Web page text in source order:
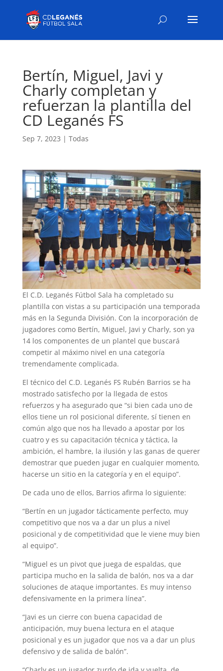
Bertín, Miguel, Javi y
Charly completan y
refuerzan la plantilla del
CD Leganés FS
Sep 7, 2023 | Todas
El C.D. Leganés Fútbol Sala ha completado su
plantilla con vistas a su participación una temporada
más en la Segunda División. Con la incorporación de
jugadores como Bertín, Miguel, Javi y Charly, son ya
14 los componentes de un plantel que buscará
competir al máximo nivel en una categoría
tremendamente complicada.
El técnico del C.D. Leganés FS Rubén Barrios se ha
mostrado satisfecho por la llegada de estos
refuerzos y ha asegurado que “si bien cada uno de
ellos tiene un rol posicional diferente, sí tienen en
común algo que nos ha llevado a apostar por los
cuatro y es su capacitación técnica y táctica, la
ambición, el hambre, la ilusión y las ganas de querer
demostrar que pueden jugar en cualquier momento,
hacerse un sitio en la categoría y en el equipo”.
De cada uno de ellos, Barrios afirma lo siguiente:
“Bertín en un jugador tácticamente perfecto, muy
competitivo que nos va a dar un plus a nivel
posicional y de competitividad que le viene muy bien
al equipo”.
“Miguel es un pivot que juega de espaldas, que
participa mucho en la salida de balón, nos va a dar
soluciones de ataque importantes. Es muy intenso
defensivamente en la primera línea”.
“Javi es un cierre con buena capacidad de
anticipación, muy buena lectura en el ataque
posicional y es un jugador que nos va a dar un plus
defensivo y de salida de balón”.